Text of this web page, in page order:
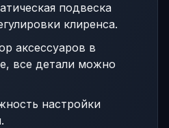
подвеска
клиренса.
аксессуаров в
все детали можно
настройки